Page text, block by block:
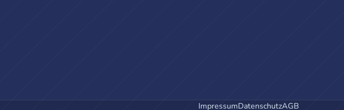
ImpressumDatenschutzAGB